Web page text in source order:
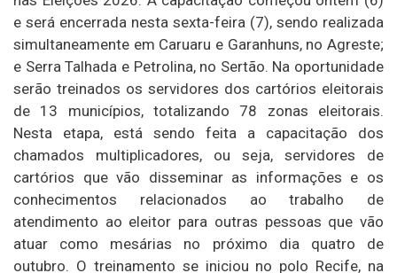
e será encerrada nesta sexta-feira (7), sendo realizada
simultaneamente em Caruaru e Garanhuns, no Agreste;
e Serra Talhada e Petrolina, no Sertão. Na oportunidade
serão treinados os servidores dos cartórios eleitorais
de 13 municípios, totalizando 78 zonas eleitorais.
Nesta etapa, está sendo feita a capacitação dos
chamados multiplicadores, ou seja, servidores de
cartórios que vão disseminar as informações e os
conhecimentos relacionados ao trabalho de
atendimento ao eleitor para outras pessoas que vão
atuar como mesárias no próximo dia quatro de
outubro. O treinamento se iniciou no polo Recife, na